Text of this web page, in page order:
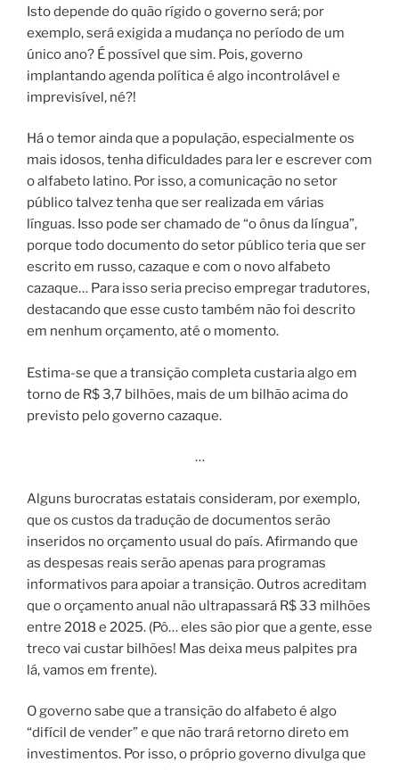
Isto depende do quão rígido o governo será; por
exemplo, será exigida a mudança no período de um
único ano? É possível que sim. Pois, governo
implantando agenda política é algo incontrolável e
imprevisível, né?!
Há o temor ainda que a população, especialmente os
mais idosos, tenha dificuldades para ler e escrever com
o alfabeto latino. Por isso, a comunicação no setor
público talvez tenha que ser realizada em várias
línguas. Isso pode ser chamado de “o ônus da língua”,
porque todo documento do setor público teria que ser
escrito em russo, cazaque e com o novo alfabeto
cazaque… Para isso seria preciso empregar tradutores,
destacando que esse custo também não foi descrito
em nenhum orçamento, até o momento.
Estima-se que a transição completa custaria algo em
torno de R$ 3,7 bilhões, mais de um bilhão acima do
previsto pelo governo cazaque.
…
Alguns burocratas estatais consideram, por exemplo,
que os custos da tradução de documentos serão
inseridos no orçamento usual do país. Afirmando que
as despesas reais serão apenas para programas
informativos para apoiar a transição. Outros acreditam
que o orçamento anual não ultrapassará R$ 33 milhões
entre 2018 e 2025. (Pô… eles são pior que a gente, esse
treco vai custar bilhões! Mas deixa meus palpites pra
lá, vamos em frente).
O governo sabe que a transição do alfabeto é algo
“difícil de vender” e que não trará retorno direto em
investimentos. Por isso, o próprio governo divulga que